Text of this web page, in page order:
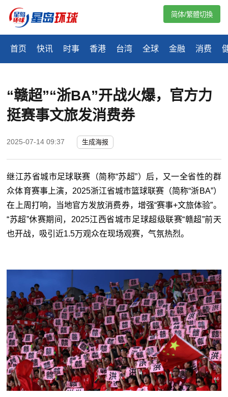
首页 快讯 时事 香港 台湾 全球 金融 消费
简体/繁體切換
“赣超”“浙BA”开战火爆，官方力
挺赛事文旅发消费券
2025-07-14 09:37 生成海报
继江苏省城市足球联赛（简称“苏超”）后，又一全省性的群
众体育赛事上演，2025浙江省城市篮球联赛（简称“浙BA”）
在上周打响，当地官方发放消费券，增强“赛事+文旅体验”。
“苏超”休赛期间，2025江西省城市足球超级联赛“赣超”前天
也开战，吸引近1.5万观众在现场观赛，气氛热烈。